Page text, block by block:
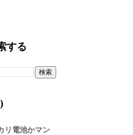
する
リ電池かマン